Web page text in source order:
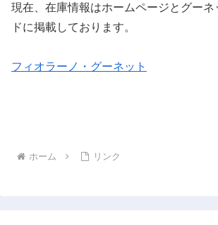
現在、在庫情報はホームページとグー
ドに掲載しております。
フィオラーノ・グーネット
ホーム リンク